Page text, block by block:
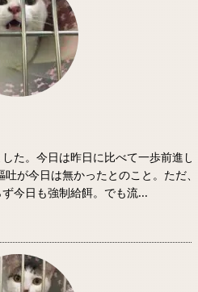
た。今日は昨日に比べて一歩前進し
が今日は無かったとのこと。ただ
今日も強制給餌。でも流...